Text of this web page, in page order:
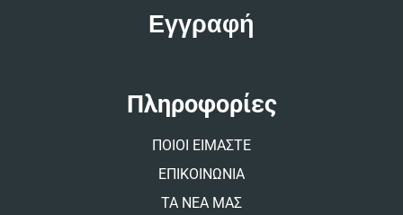
Πληροφορίες
ΠΟΙΟΙ ΕΙΜΑΣΤΕ
ΕΠΙΚΟΙΝΩΝΙΑ
ΤΑ ΝΕΑ ΜΑΣ